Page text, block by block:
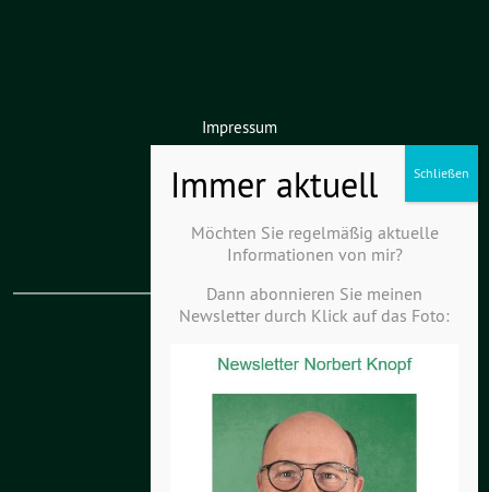
Impressum
KV Kurpfalz-Hardt
KV Odenwald-Kraichgau
Landesverband
Bundesverband
Möchten Sie regelmäßig aktuelle
Informationen von mir?
Dann abonnieren Sie meinen
Newsletter durch Klick auf das Foto: